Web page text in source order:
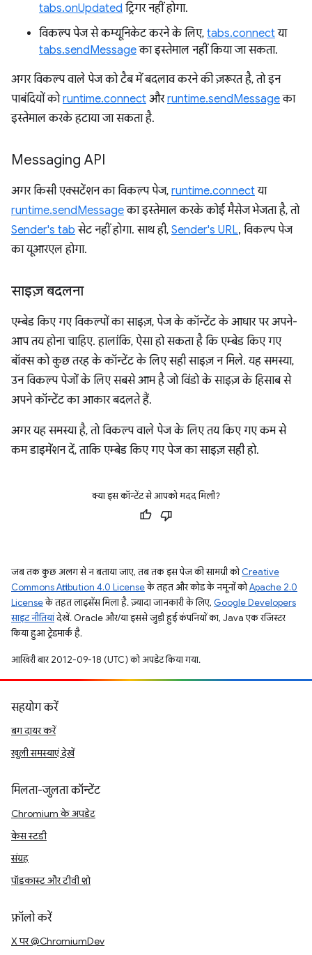
tabs.onUpdated ट्रिगर नहीं होगा.
विकल्प पेज से कम्यूनिकेट करने के लिए, tabs.connectया
tabs.sendMessageका इस्तेमाल नहीं किया जा सकता.
अगर विकल्प वाले पेज को टैब में बदलाव करने की ज़रूरत है, तो इन
पाबंदियों कोruntime.connect औरruntime.sendMessageका
इस्तेमाल करके हटाया जा सकता है.
Messaging API
अगर किसी एक्सटेंशन का विकल्प पेज, runtime.connectया
runtime.sendMessageका इस्तेमाल करके कोई मैसेज भेजता है, तो
Sender's tab सेट नहीं होगा. साथ ही, Sender's URL, विकल्प पेज
का यूआरएल होगा.
साइज़ बदलना
एम्बेड किए गए विकल्पों का साइज़, पेज के कॉन्टेंट के आधार पर अपने-
आप तय होना चाहिए. हालांकि, ऐसा हो सकता है कि एम्बेड किए गए
बॉक्स को कुछ तरह के कॉन्टेंट के लिए सही साइज़ न मिले. यह समस्या,
उन विकल्प पेजों के लिए सबसे आम है जो विंडो के साइज़ के हिसाब से
अपने कॉन्टेंट का आकार बदलते हैं.
अगर यह समस्या है, तो विकल्प वाले पेज के लिए तय किए गए कम से
कम डाइमेंशन दें, ताकि एम्बेड किए गए पेज का साइज़ सही हो.
क्या इस कॉन्टेंट से आपको मदद मिली?
जब तक कुछ अलग से न बताया जाए, तब तक इस पेज की सामग्री कोCreative
Commons Attribution 4.0 Licenseके तहत और कोड के नमूनों कोApache 2.0
Licenseके तहत लाइसेंस मिला है. ज़्यादा जानकारी के लिए, Google Developers
साइट नीतियांदेखें. Oracle और/या इससे जुड़ी हुई कंपनियों का, Java एक रजिस्टर
किया हुआ ट्रेडमार्क है.
आखिरी बार 2012-09-18 (UTC) को अपडेट किया गया.
सहयोग करें
बग दायर करें
खुली समस्याएं देखें
मिलता-जुलता कॉन्टेंट
Chromium के अपडेट
केस स्टडी
संग्रह
पॉडकास्ट और टीवी शो
फ़ॉलो करें
X पर @ChromiumDev